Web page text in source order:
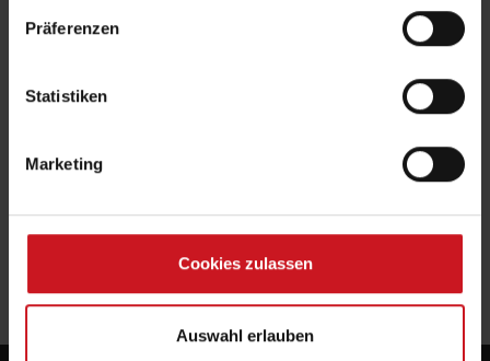
Präferenzen
Statistiken
Marketing
Cookies zulassen
Auswahl erlauben
Absperrmittel